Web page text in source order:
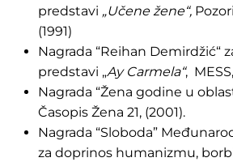
predstavi „Učene žene“,
(1991)
Nagrada “Reihan Demirdžić“
predstavi „Ay Carmela“,
Nagrada “Žena godine u
Časopis Žena 21, (2001).
Nagrada “Sloboda”
za doprinos humanizmu,